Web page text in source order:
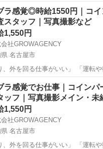
ラ感覚◎時給1550円｜コイ
スタッフ｜写真撮影など
1,550円
社GROWAGENCY
名古屋市
、外を回る仕事がいい」 「運転や
。 お任せするのは、街中の駐車
を回って、 🔸料金看板 🔸空き状
その他 時給
ラ感覚でお仕事｜コインパ
ッフ｜写真撮影メイン・未
1,550円
社GROWAGENCY
名古屋市
、外を回る仕事がいい」 「運転や